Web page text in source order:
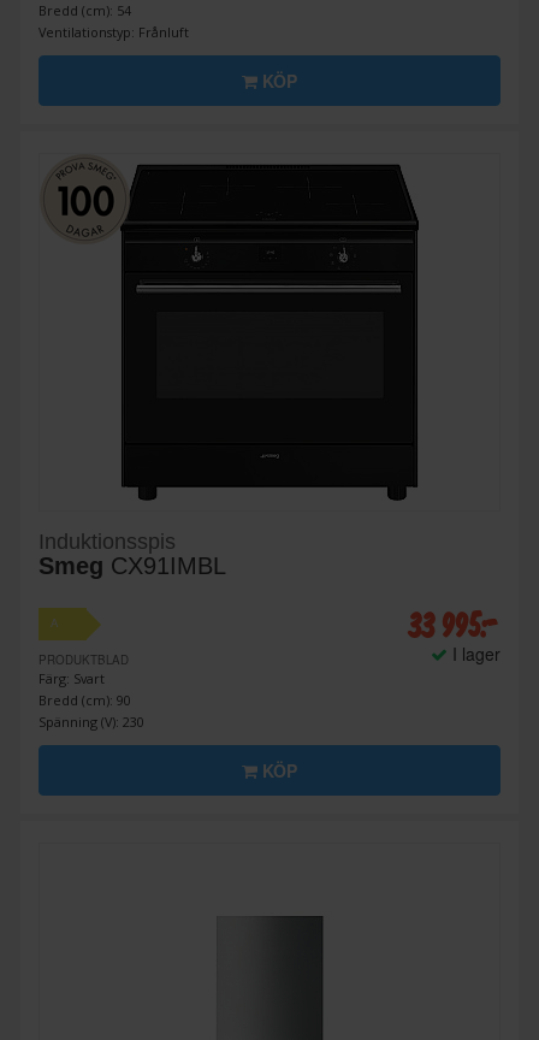
Bredd (cm): 54
Ventilationstyp: Frånluft
KÖP
Induktionsspis
Smeg CX91IMBL
A
PRODUKTBLAD
Färg: Svart
Bredd (cm): 90
Spänning (V): 230
33 995:-
I lager
KÖP